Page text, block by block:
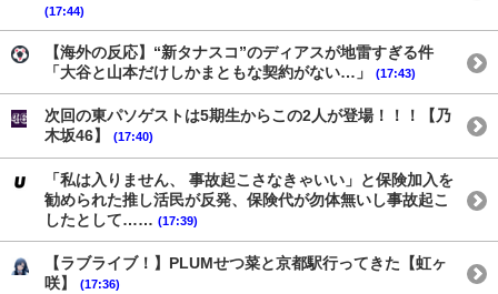
(17:44)
【海外の反応】“新タナスコ”のディアスが地雷すぎる件
「大谷と山本だけしかまともな契約がない…」
(17:43)
次回の東パソゲストは5期生からこの2人が登場！！！【乃
木坂46】
(17:40)
「私は入りません、 事故起こさなきゃいい」と保険加入を
勧められた推し活民が反発、保険代が勿体無いし事故起こ
したとして…… (17:39)
【ラブライブ！】PLUMせつ菜と京都駅行ってきた【虹ヶ
咲】
(17:36)